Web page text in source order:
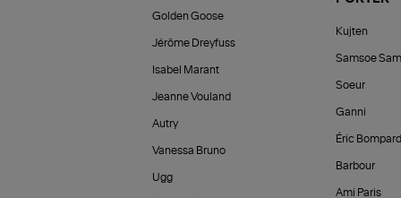
Golden Goose
Jérôme Dreyfuss
Isabel Marant
Jeanne Vouland
Autry
Vanessa Bruno
Ugg
Kujten
Samsoe
Soeur
Ganni
Éric Bompard
Barbour
Ami Paris